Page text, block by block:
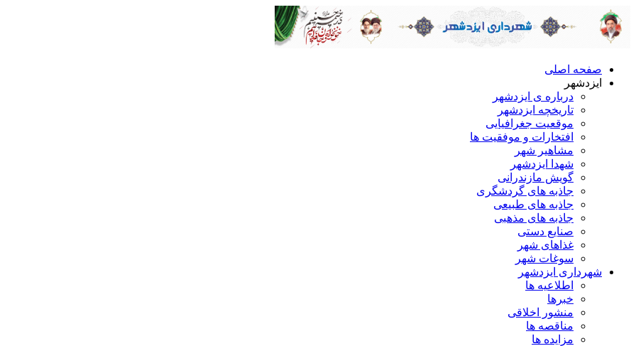
صفحه اصلی
ایزدشهر
درباره ی ایزدشهر
تاریخچه ایزدشهر
موقعیت جغرافیایی
افتخارات و موفقیت ها
مشاهیر شهر
شهدا ایزدشهر
گویش مازندرانی
جاذبه های گردشگری
جاذبه های طبیعی
جاذبه های مذهبی
صنایع دستی
غذاهای شهر
سوغات شهر
شهرداری ایزدشهر
اطلاعیه ها
خبرها
منشور اخلاقی
مناقصه ها
مزایده ها